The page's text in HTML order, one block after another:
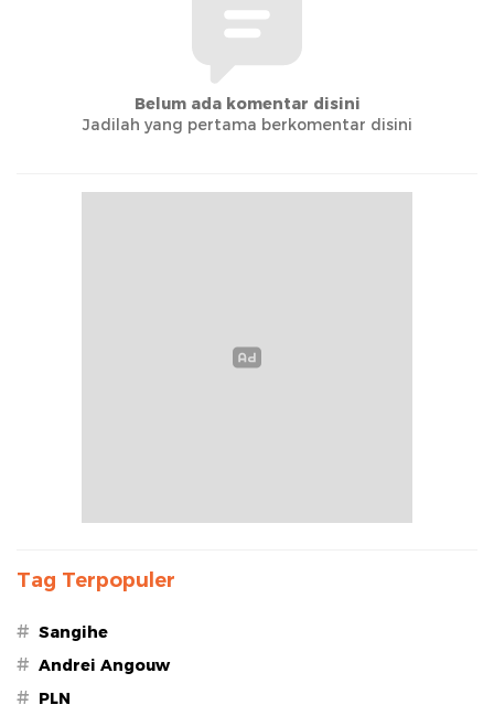
Belum ada komentar disini
Jadilah yang pertama berkomentar disini
Tag Terpopuler
# Sangihe
# Andrei Angouw
# PLN